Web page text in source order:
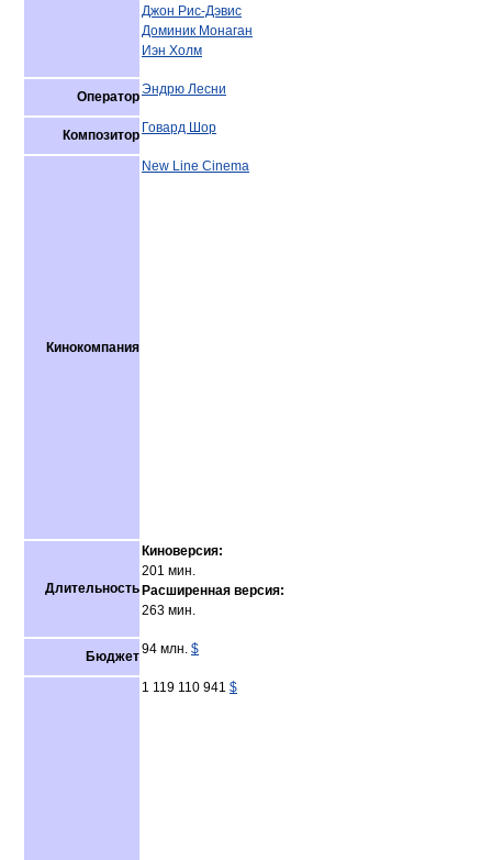
Джон Рис-Дэвис
Доминик Монаган
Иэн Холм
ОператорЭндрю Лесни
Композитор Говард Шор
Кинокомпания
New Line Cinema
Длительность
Киноверсия:
201 мин.
Расширенная версия:
263 мин.
Бюджет94 млн. $
1 119 110 941 $